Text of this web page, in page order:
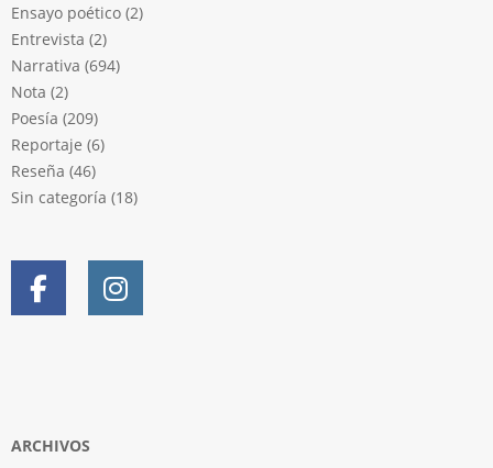
Ensayo poético (2)
Entrevista (2)
Narrativa (694)
Nota (2)
Poesía (209)
Reportaje (6)
Reseña (46)
Sin categoría (18)
ARCHIVOS